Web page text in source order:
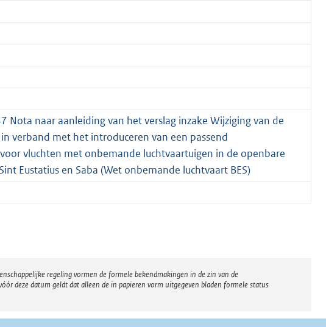
Nota naar aanleiding van het verslag inzake Wijziging van de
verband met het introduceren van een passend
vluchten met onbemande luchtvaartuigen in de openbare
Eustatius en Saba (Wet onbemande luchtvaart BES)
regeling vormen de formele bekendmakingen in de zin van de
deze datum geldt dat alleen de in papieren vorm uitgegeven bladen formele status